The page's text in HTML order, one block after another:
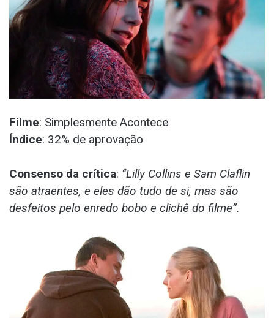
Filme: Simplesmente Acontece
Índice: 32% de aprovação
Consenso da crítica: “Lilly Collins e Sam Claflin
são atraentes, e eles dão tudo de si, mas são
desfeitos pelo enredo bobo e clichê do filme”.